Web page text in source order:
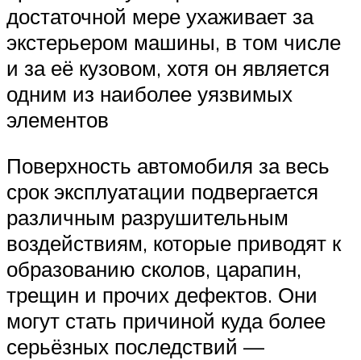
Меню
достаточной мере ухаживает за
экстерьером машины, в том числе
и за её кузовом, хотя он является
одним из наиболее уязвимых
элементов
Поверхность автомобиля за весь
срок эксплуатации подвергается
различным разрушительным
воздействиям, которые приводят к
образованию сколов, царапин,
трещин и прочих дефектов. Они
могут стать причиной куда более
серьёзных последствий —